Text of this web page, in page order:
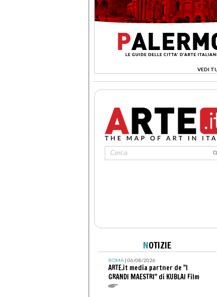
VEDI
>
NOTIZIE
ROMA| 06/08/2026
ARTE.it media partner de "I
GRANDI MAESTRI" di KUBLAI Film